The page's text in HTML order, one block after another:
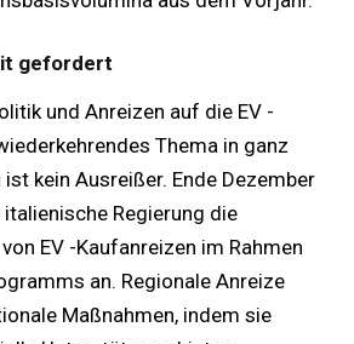
gefordert
und Anreizen auf die EV -
Thema in ganz
ist kein Ausreißer. Ende Dezember
Regierung die
EV -Kaufanreizen im Rahmen
an. Regionale Anreize
Maßnahmen, indem sie